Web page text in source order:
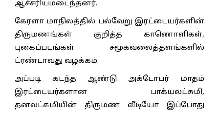
ஆச்சரியமடைந்தனர்.
கேரளா மாநிலத்தில் பல்வேறு இரட்டையர்களின்
திருமணங்கள் குறித்த காணொளிகள்,
புகைப்படங்கள் சமூகவலைத்தளங்களில்
ட்ரண்டாவது வழக்கம்.
அப்படி கடந்த ஆண்டு அக்டோபர் மாதம்
இரட்டையர்களான பாக்யலட்சுமி,
தனலட்சுமியின் திருமண வீடியோ இப்போது